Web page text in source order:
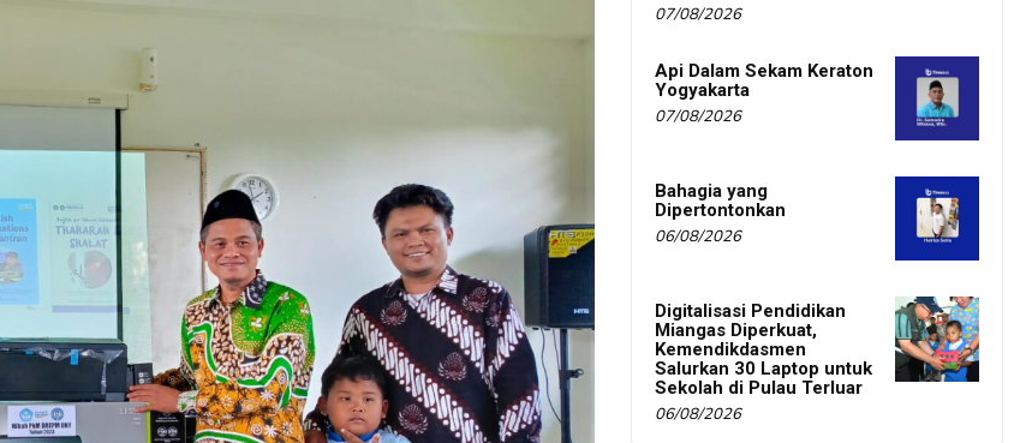
07/08/2026
Api Dalam Sekam Keraton
Yogyakarta
07/08/2026
Bahagia yang
Dipertontonkan
06/08/2026
Digitalisasi Pendidikan
Miangas Diperkuat,
Kemendikdasmen
Salurkan 30 Laptop untuk
Sekolah di Pulau Terluar
06/08/2026